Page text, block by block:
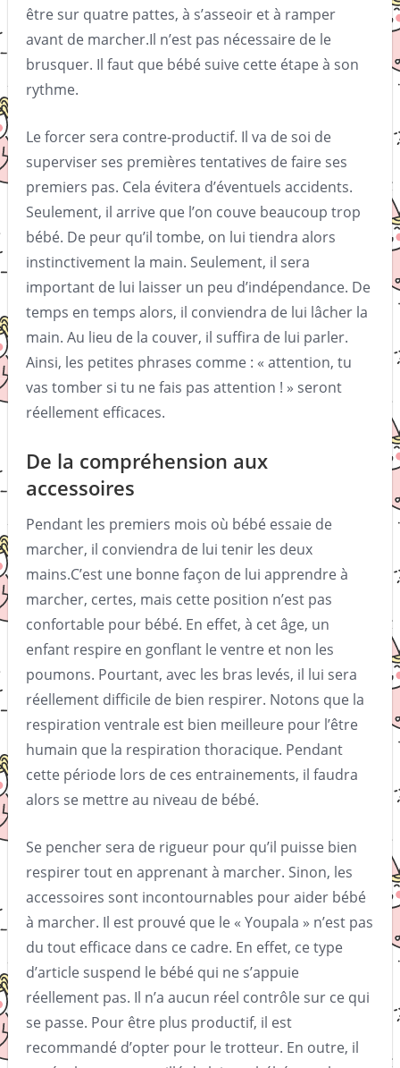
être sur quatre pattes, à s’asseoir et à ramper
avant de marcher.Il n’est pas nécessaire de le
brusquer. Il faut que bébé suive cette étape à son
rythme.
Le forcer sera contre-productif. Il va de soi de
superviser ses premières tentatives de faire ses
premiers pas. Cela évitera d’éventuels accidents.
Seulement, il arrive que l’on couve beaucoup trop
bébé. De peur qu’il tombe, on lui tiendra alors
instinctivement la main. Seulement, il sera
important de lui laisser un peu d’indépendance. De
temps en temps alors, il conviendra de lui lâcher la
main. Au lieu de la couver, il suffira de lui parler.
Ainsi, les petites phrases comme : « attention, tu
vas tomber si tu ne fais pas attention ! » seront
réellement efficaces.
De la compréhension aux
accessoires
Pendant les premiers mois où bébé essaie de
marcher, il conviendra de lui tenir les deux
mains.C’est une bonne façon de lui apprendre à
marcher, certes, mais cette position n’est pas
confortable pour bébé. En effet, à cet âge, un
enfant respire en gonflant le ventre et non les
poumons. Pourtant, avec les bras levés, il lui sera
réellement difficile de bien respirer. Notons que la
respiration ventrale est bien meilleure pour l’être
humain que la respiration thoracique. Pendant
cette période lors de ces entrainements, il faudra
alors se mettre au niveau de bébé.
Se pencher sera de rigueur pour qu’il puisse bien
respirer tout en apprenant à marcher. Sinon, les
accessoires sont incontournables pour aider bébé
à marcher. Il est prouvé que le « Youpala » n’est pas
du tout efficace dans ce cadre. En effet, ce type
d’article suspend le bébé qui ne s’appuie
réellement pas. Il n’a aucun réel contrôle sur ce qui
se passe. Pour être plus productif, il est
recommandé d’opter pour le trotteur. En outre, il